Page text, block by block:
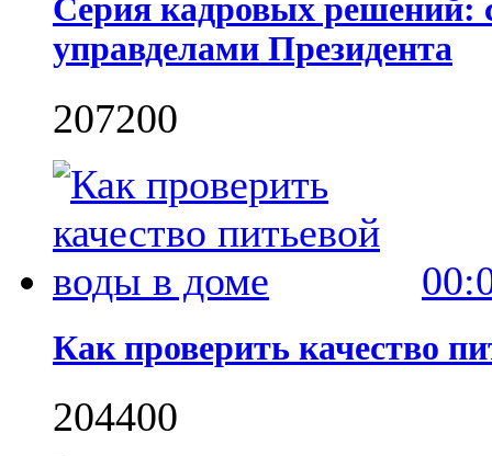
Серия кадровых решений:
управделами Президента
207200
Как проверить качество
204400